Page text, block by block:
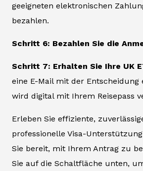
geeigneten elektronischen
bezahlen.
Schritt 6: Bezahlen Sie die
Schritt 7: Erhalten Sie Ihre UK
eine E-Mail mit der Entscheidung
wird digital mit Ihrem Reisepass
Erleben Sie effiziente,
professionelle Visa-
Sie bereit, mit Ihrem Antrag zu
Sie auf die Schaltfläche unten,